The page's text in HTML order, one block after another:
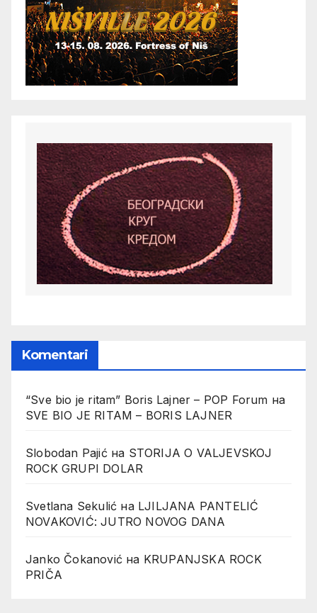
Komentari
“Sve bio je ritam” Boris Lajner – POP Forum на
SVE BIO JE RITAM – BORIS LAJNER
Slobodan Pajićна STORIJA O VALJEVSKOJ
ROCK GRUPI DOLAR
Svetlana Sekulić на LJILJANA PANTELIĆ
NOVAKOVIĆ: JUTRO NOVOG DANA
Janko Čokanović на KRUPANJSKA ROCK
PRIČA